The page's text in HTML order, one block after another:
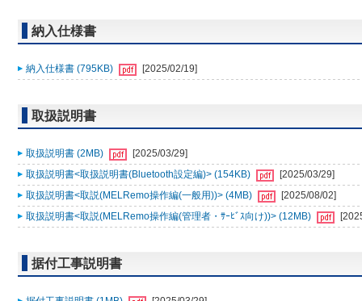
納入仕様書
納入仕様書 (795KB) [2025/02/19]
取扱説明書
取扱説明書 (2MB)
[2025/03/29]
取扱説明書<取扱説明書(Bluetooth設定編)> (154KB)
[2025/03/29]
取扱説明書<取説(MELRemo操作編(一般用))> (4MB)
[2025/08/02]
取扱説明書<取説(MELRemo操作編(管理者・ｻｰﾋﾞｽ向け))> (12MB)
据付工事説明書